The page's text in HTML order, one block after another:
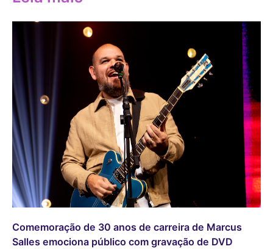
Comemoração de 30 anos de carreira de Marcus
Salles emociona público com gravação de DVD